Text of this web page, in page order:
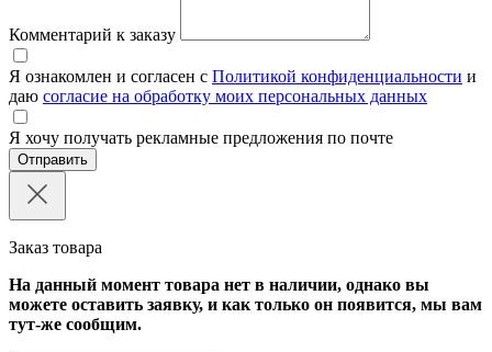
Комментарий к заказу
Я ознакомлен и согласен с Политикой конфиденциальности и
даю согласие на обработку моих персональных данных
Я хочу получать рекламные предложения по почте
Отправить
Заказ товара
На данный момент товара нет в наличии, однако вы
можете оставить заявку, и как только он появится, мы вам
тут-же сообщим.